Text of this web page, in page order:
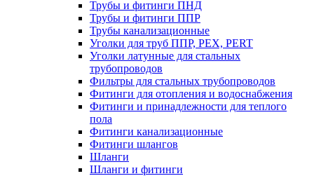
Трубы и фитинги ПНД
Трубы и фитинги ППР
Трубы канализационные
Уголки для труб ППР, PEX, PERT
Уголки латунные для стальных
трубопроводов
Фильтры для стальных трубопроводов
Фитинги для отопления и водоснабжения
Фитинги и принадлежности для теплого
пола
Фитинги канализационные
Фитинги шлангов
Шланги
Шланги и фитинги